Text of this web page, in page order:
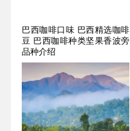
巴西咖啡口味 巴西精选咖啡
豆 巴西咖啡种类坚果香波旁
品种介绍